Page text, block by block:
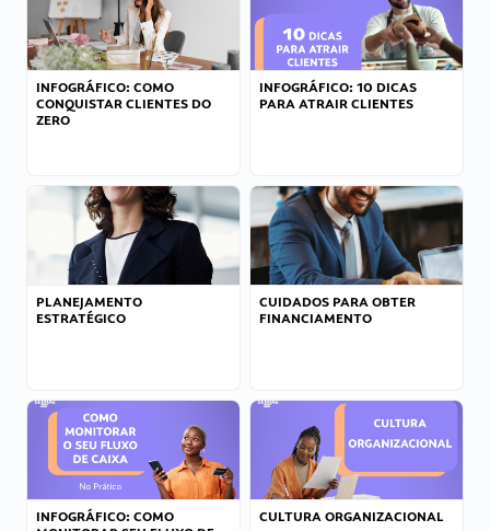
INFOGRÁFICO: COMO
CONQUISTAR CLIENTES DO
ZERO
INFOGRÁFICO: 10 DICAS
PARA ATRAIR CLIENTES
PLANEJAMENTO
ESTRATÉGICO
CUIDADOS PARA OBTER
FINANCIAMENTO
INFOGRÁFICO: COMO
CULTURA ORGANIZACIONAL